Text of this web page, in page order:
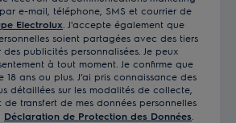
e-mail, téléphone, SMS et courrier de
Electrolux . J'accepte également que
soient partagées avec des tiers
publicités personnalisées. Je peux
à tout moment. Je confirme que
18 ans ou plus. J’ai pris connaissance des
détaillées sur les modalités de collecte,
transfert de mes données personnelles
Déclaration de Protection des Données